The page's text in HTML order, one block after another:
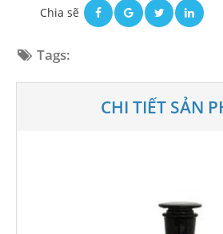
Chia sẽ
Tags:
CHI TIẾT SẢN